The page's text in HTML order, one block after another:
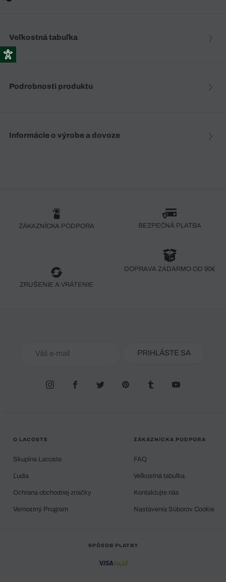
Veľkostná tabuľka
Podrobnosti produktu
Informácie o výrobe a dovoze
ZÁKAZNÍCKA PODPORA BEZPEČNÁ PLATBA
ZRUŠENIE A VRÁTENIE
DOPRAVA ZADARMO OD 90€
PRIHLÁSTE SA
O LACOSTE
Skupina Lacoste
Ľudia
Ochrana obchodnej značky
Vernostný Program
ZÁKAZNÍCKA PODPORA
FAQ
Veľkostná tabuľka
Kontaktujte nás
Nastavenia Súborov Cookie
SPÔSOB PLATBY